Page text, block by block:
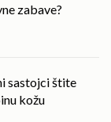
zabave?
sastojci štite
kožu